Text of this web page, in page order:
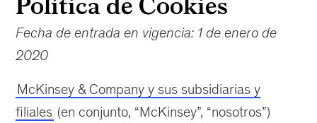
Fecha de entrada en vigencia: 1 de enero de
2020
McKinsey & Company y sus subsidiarias y
filiales (en conjunto, “McKinsey”, “nosotros”)